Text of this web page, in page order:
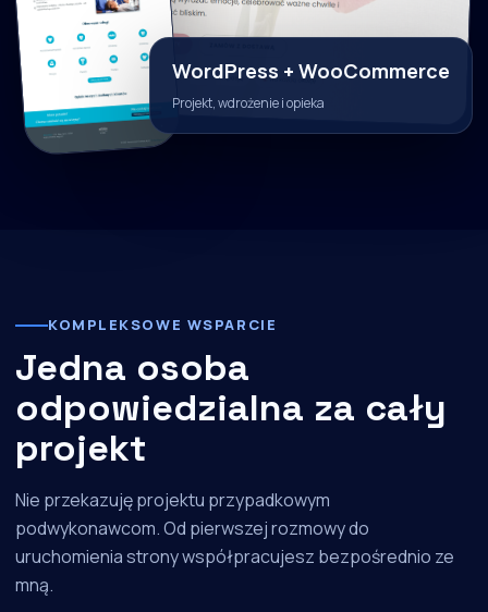
WordPress + WooCommerce
Projekt, wdrożenie i opieka
KOMPLEKSOWE WSPARCIE
Jedna osoba
odpowiedzialna za cały
projekt
Nie przekazuję projektu przypadkowym
podwykonawcom. Od pierwszej rozmowy do
uruchomienia strony współpracujesz bezpośrednio ze
mną.